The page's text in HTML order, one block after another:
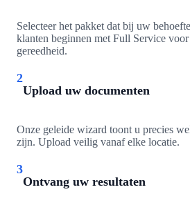
Selecteer het pakket dat bij uw
klanten beginnen met Full Service
gereedheid.
2
Upload uw documenten
Onze geleide wizard toont u precies
zijn. Upload veilig vanaf elke locatie.
3
Ontvang uw resultaten